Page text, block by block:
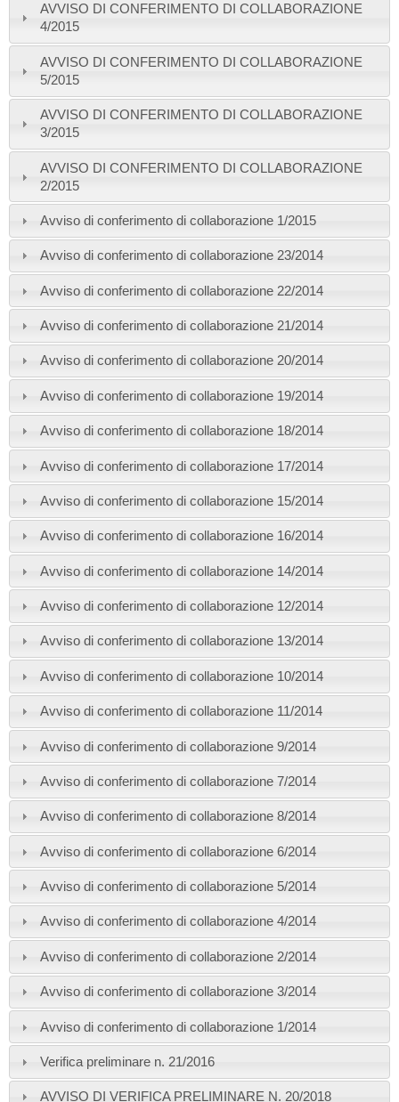
AVVISO DI CONFERIMENTO DI COLLABORAZIONE
4/2015
AVVISO DI CONFERIMENTO DI COLLABORAZIONE
5/2015
AVVISO DI CONFERIMENTO DI COLLABORAZIONE
3/2015
AVVISO DI CONFERIMENTO DI COLLABORAZIONE
2/2015
Avviso di conferimento di collaborazione 1/2015
Avviso di conferimento di collaborazione 23/2014
Avviso di conferimento di collaborazione 22/2014
Avviso di conferimento di collaborazione 21/2014
Avviso di conferimento di collaborazione 20/2014
Avviso di conferimento di collaborazione 19/2014
Avviso di conferimento di collaborazione 18/2014
Avviso di conferimento di collaborazione 17/2014
Avviso di conferimento di collaborazione 15/2014
Avviso di conferimento di collaborazione 16/2014
Avviso di conferimento di collaborazione 14/2014
Avviso di conferimento di collaborazione 12/2014
Avviso di conferimento di collaborazione 13/2014
Avviso di conferimento di collaborazione 10/2014
Avviso di conferimento di collaborazione 11/2014
Avviso di conferimento di collaborazione 9/2014
Avviso di conferimento di collaborazione 7/2014
Avviso di conferimento di collaborazione 8/2014
Avviso di conferimento di collaborazione 6/2014
Avviso di conferimento di collaborazione 5/2014
Avviso di conferimento di collaborazione 4/2014
Avviso di conferimento di collaborazione 2/2014
Avviso di conferimento di collaborazione 3/2014
Avviso di conferimento di collaborazione 1/2014
Verifica preliminare n. 21/2016
AVVISO DI VERIFICA PRELIMINARE N. 20/2018